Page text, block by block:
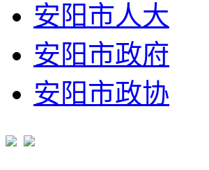
安阳市人大
安阳市政府
安阳市政协